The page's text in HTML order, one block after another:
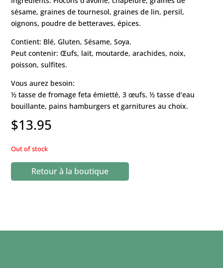
sésame, graines de tournesol, graines de lin, persil,
oignons, poudre de betteraves, épices.
Contient: Blé, Gluten, Sésame, Soya.
Peut contenir: Œufs, lait, moutarde, arachides, noix,
poisson, sulfites.
Vous aurez besoin:
½ tasse de fromage feta émietté, 3 œufs, ½ tasse d’eau
bouillante, pains hamburgers et garnitures au choix.
$13.95
Out of stock
Retour à la boutique